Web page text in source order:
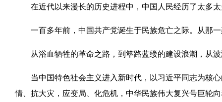
在近代以来漫长的历史进程中，中国人民经历了太多太
一百多年前，中国共产党诞生于民族危亡之际。从那一
从浴血牺牲的革命之路，到筚路蓝缕的建设浪潮，从
当中国特色社会主义进入新时代，以习近平同志为核心
情、抗大灾，应变局、化危机，中华民族伟大复兴号巨轮